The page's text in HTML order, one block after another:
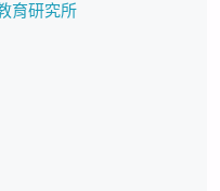
育研究所